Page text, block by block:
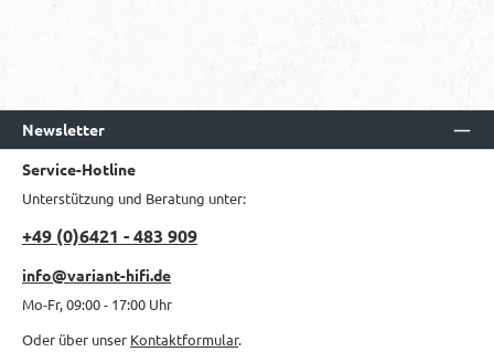
Newsletter
Service-Hotline
Unterstützung und Beratung unter:
+49 (0)6421 - 483 909
info@variant-hifi.de
Mo-Fr, 09:00 - 17:00 Uhr
Oder über unser Kontaktformular.